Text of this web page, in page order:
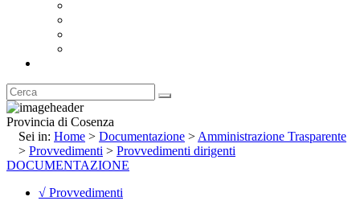
Provincia di Cosenza
Sei in: Home > Documentazione > Amministrazione Trasparente
> Provvedimenti > Provvedimenti dirigenti
DOCUMENTAZIONE
√ Provvedimenti